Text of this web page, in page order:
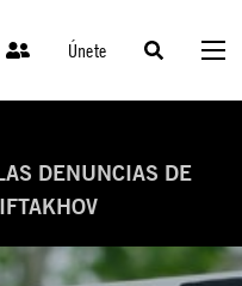
Únete
DENUNCIAS DE